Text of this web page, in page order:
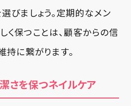
びましょう。定期的なメン
く保つことは、顧客からの信
持に繋がります。
さを保つネイルケア